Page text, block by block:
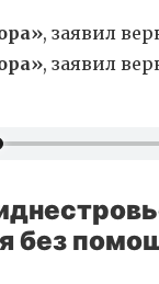
, заявил
, заявил
без